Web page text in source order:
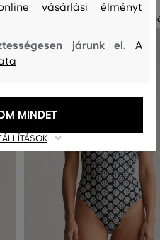
az
vásárlási élményt
járunk el.A
MINDET